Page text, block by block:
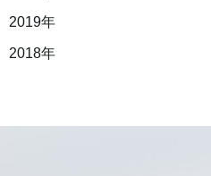
2019年
2018年